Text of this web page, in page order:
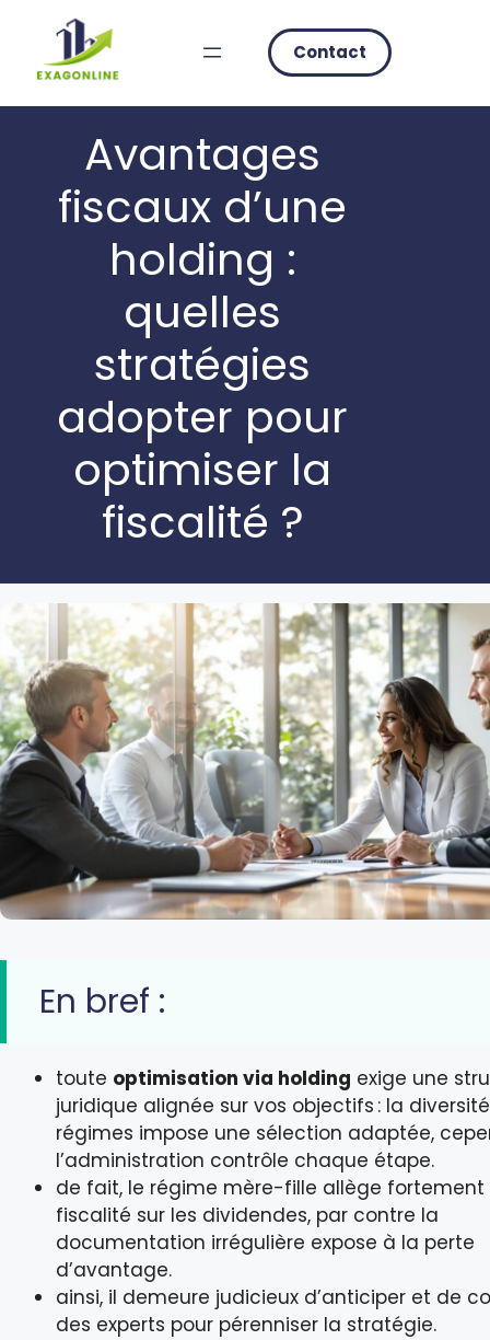
content
Contact
Avantages
fiscaux d’une
holding :
quelles
stratégies
adopter pour
optimiser la
fiscalité ?
En bref :
toute optimisation via holding exige une
juridique alignée sur vos objectifs : la
régimes impose une sélection adaptée,
l’administration contrôle chaque étape.
de fait, le régime mère-fille allège fortement
fiscalité sur les dividendes, par contre la
documentation irrégulière expose à la perte
d’avantage.
ainsi, il demeure judicieux d’anticiper et de
des experts pour pérenniser la stratégie.